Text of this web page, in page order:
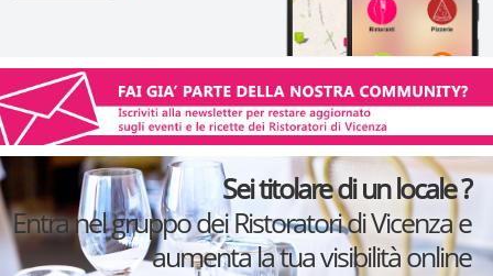
Sei titolare di un locale ?
Entra nel gruppo dei Ristoratori di Vicenza e
aumenta la tua visibilità online